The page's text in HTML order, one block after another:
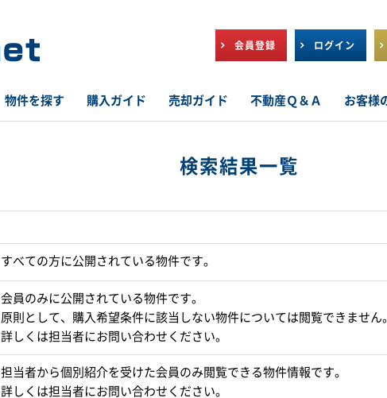
会員登録 ログイン
物件を探す 購入ガイド 売却ガイド 不動産Ｑ＆Ａ お客様
検索結果一覧
すべての方に公開されている物件です。
会員のみに公開されている物件です。
原則として、購入希望条件に該当しない物件については閲覧できません
詳しくは担当者にお問い合わせください。
担当者から個別紹介を受けた会員のみ閲覧できる物件情報です。
詳しくは担当者にお問い合わせください。